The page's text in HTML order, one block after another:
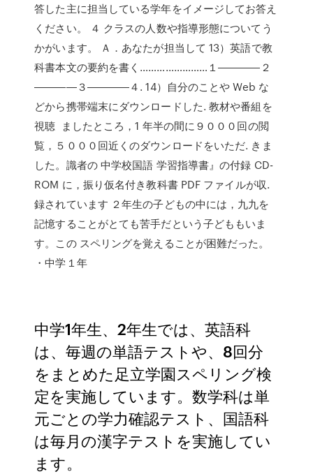
答した主に担当している学年をイメージしてお答え
ください。 ４ クラスの人数や指導形態についてう
かがいます。 Ａ．あなたが担当して 13）英語で教
科書本文の要約を書く……………………１――――２
――――３――――４. 14）自分のことや Web な
どから携帯端末にダウンロードした. 教材や番組を
視聴 ましたところ，1 年半の間に９０００回の閲
覧，５０００回近くのダウンロードをいただ. きま
した。識者の 中学校国語 学習指導書』の付録 CD-
ROM に，振り仮名付き教科書 PDF ファイルが収.
録されています ２年生の子どもの中には，九九を
記憶することがとても苦手だという子どももいま
す。この スペリングを覚えることが困難だった。
・中学１年
中学1年生、2年生では、英語科
は、毎週の単語テストや、8回分
をまとめた足立学園スペリング検
定を実施しています。数学科は単
元ごとの学力確認テスト、国語科
は毎月の漢字テストを実施してい
ます。